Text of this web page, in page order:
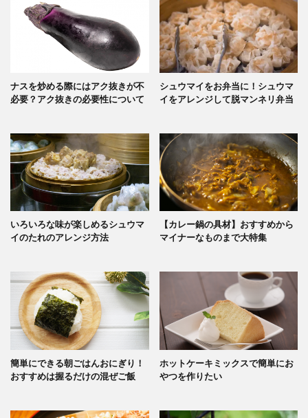
ナスを炒める際にはアク抜きが不
必要？アク抜きの必要性について
シュウマイをお弁当に！シュウマ
イをアレンジして脱マンネリ弁当
いろいろな味が楽しめるシュウマ
イのたれのアレンジ方法
【カレー鍋の具材】おすすめから
マイナーなものまで大特集
簡単にできる朝ごはんおにぎり！
おすすめは握るだけの混ぜご飯
ホットケーキミックスで簡単にお
やつを作りたい